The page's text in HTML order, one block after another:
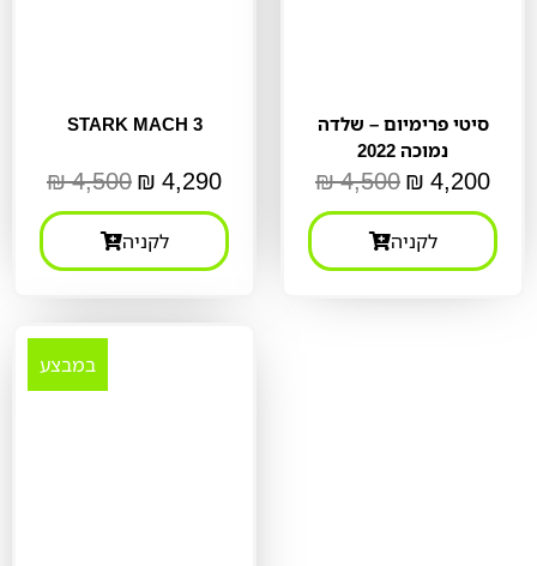
STARK MACH 3
4,500
₪ 4,290
₪
לקניה
סיטי פרימיום – שלדה
נמוכה 2022
4,500
₪ 4,200
₪
לקניה
במבצע